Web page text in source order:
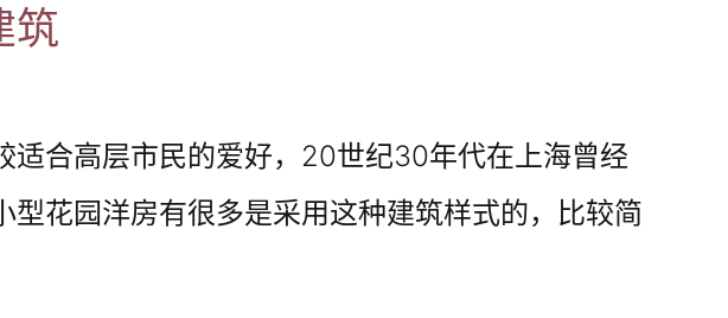
筑
适合高层市民的爱好，20世纪30年代在上海曾经
花园洋房有很多是采用这种建筑样式的，比较简